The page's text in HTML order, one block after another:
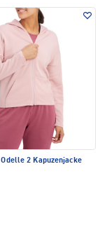
Odelle 2 Kapuzenjacke